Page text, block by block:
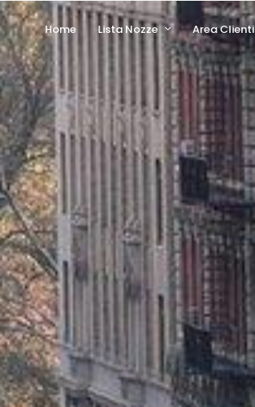
Home Lista Nozze Area Clienti